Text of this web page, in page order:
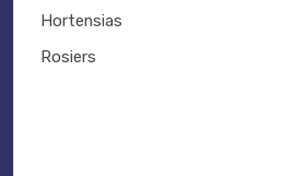
Hortensias
Rosiers